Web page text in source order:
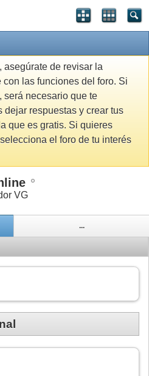
asegúrate de revisar la
con las funciones del foro. Si
será necesario que te
dejar respuestas y crear tus
que es gratis. Si quieres
el foro de tu interés
VG
...